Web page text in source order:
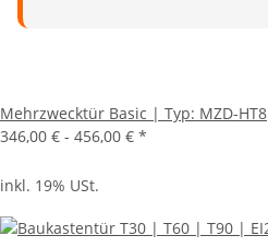
Mehrzwecktür Basic | Typ: MZD-HT8
346,00 € - 456,00 € *
inkl. 19% USt.